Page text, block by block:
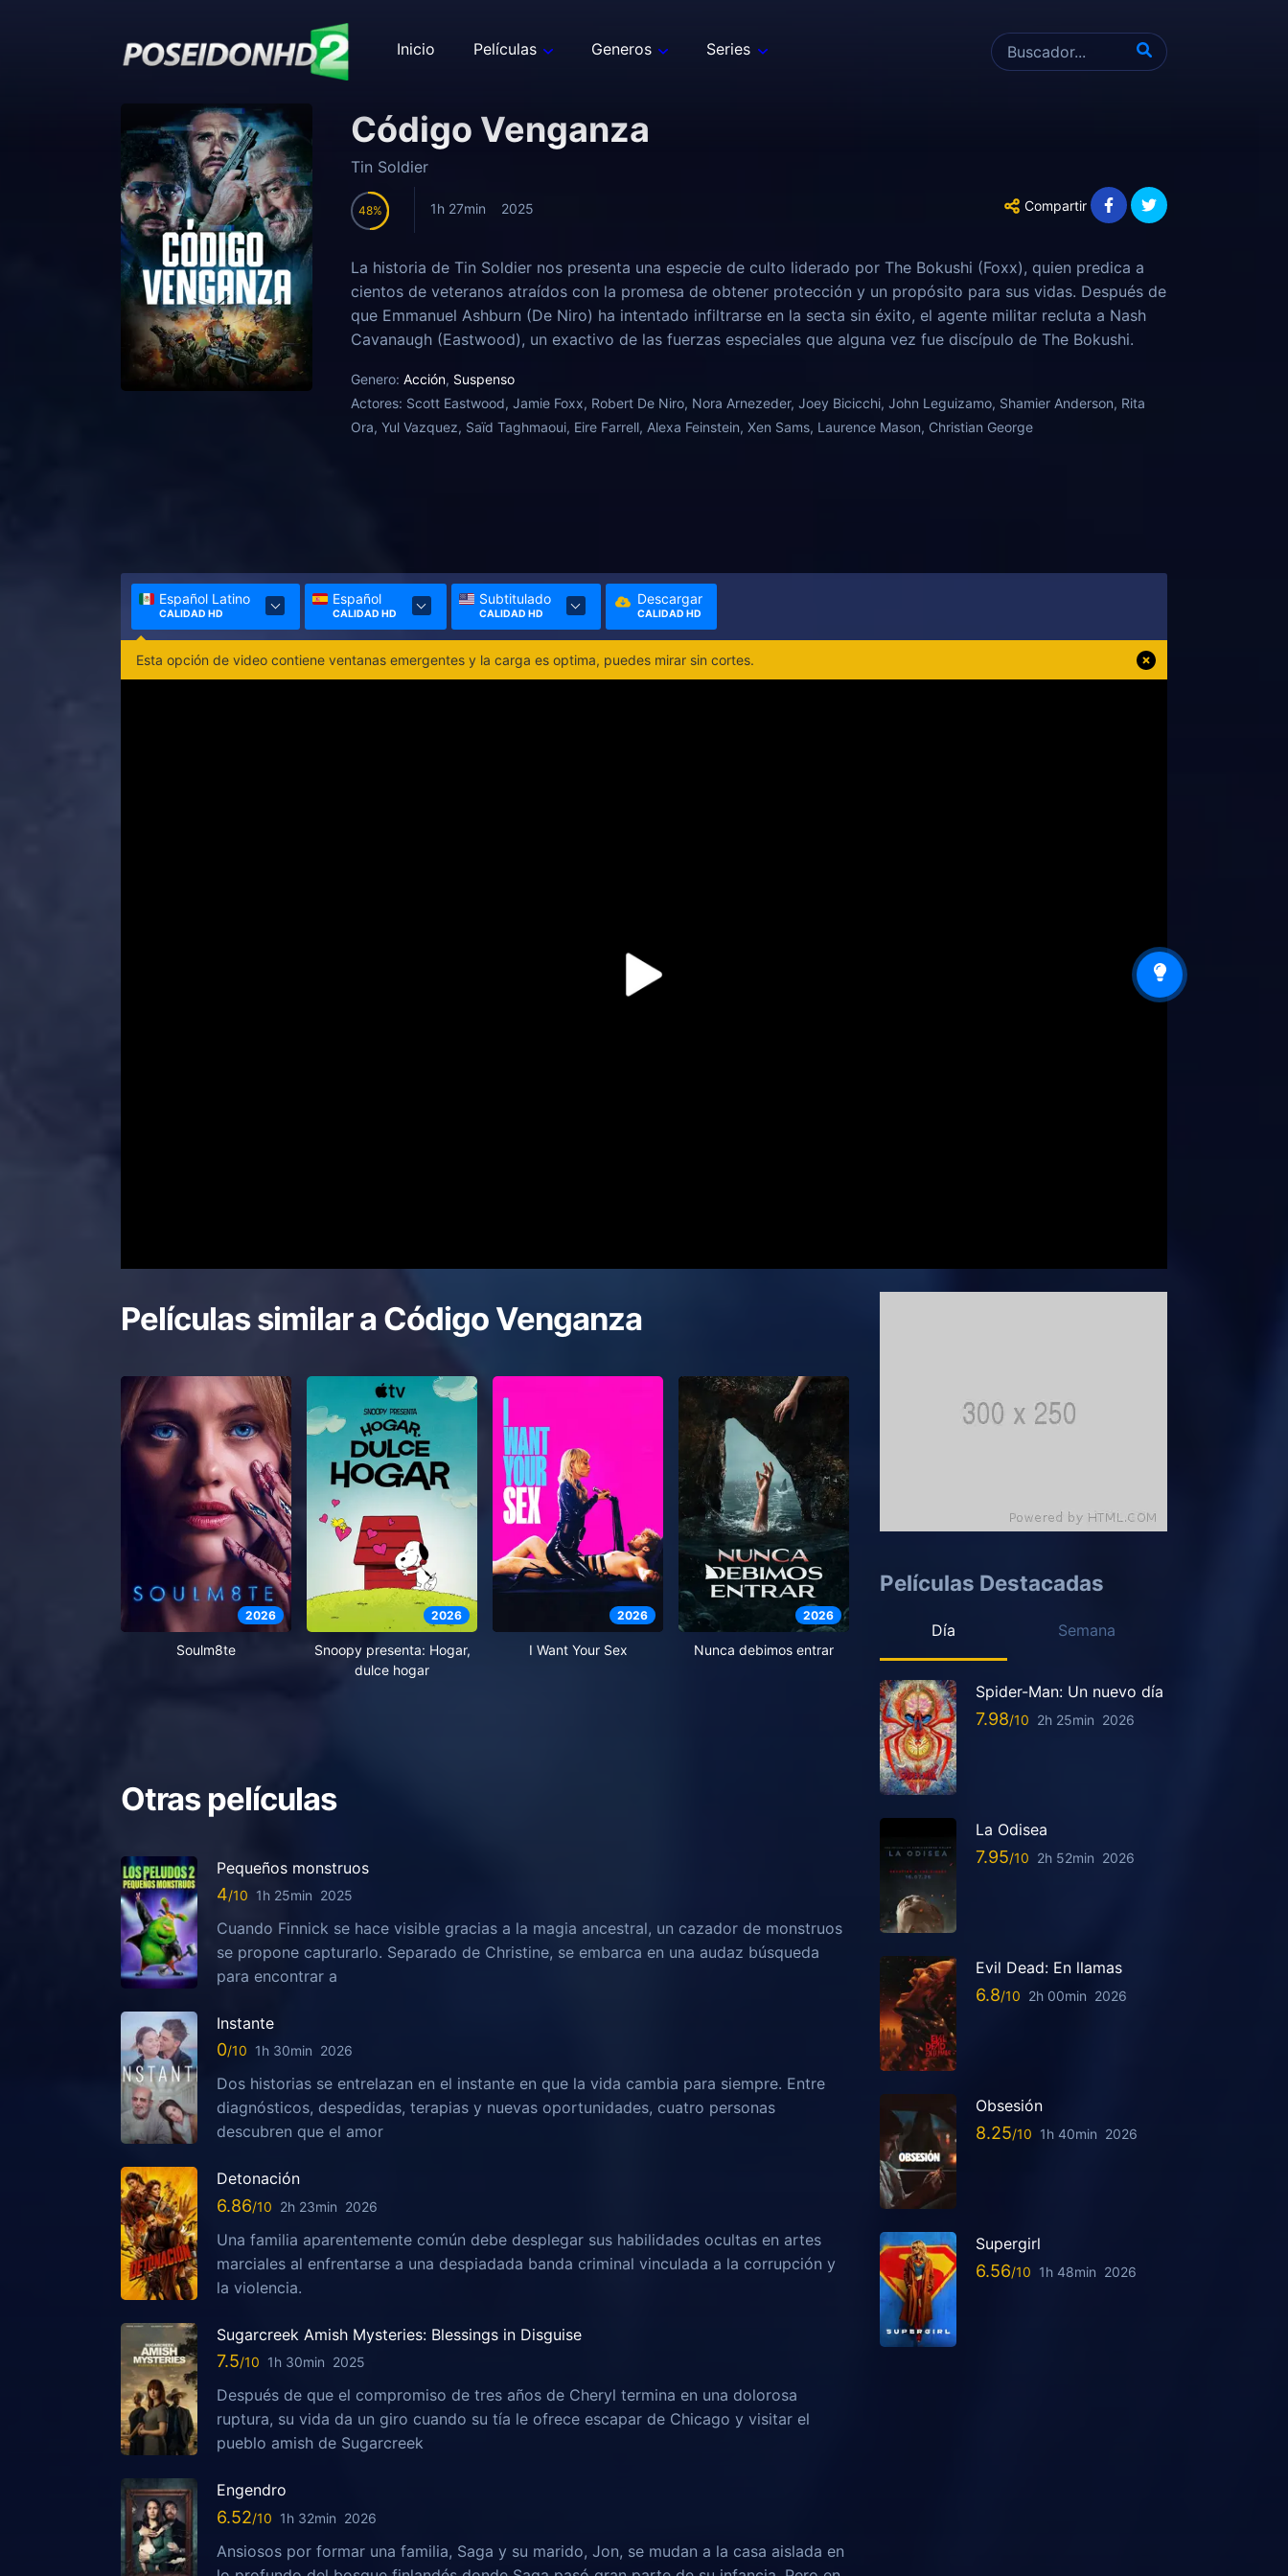
Inicio Películas Generos Series
Código Venganza
Tin Soldier
48 1h 27min 2025 Compartir
La historia de Tin Soldier nos presenta una especie de culto liderado por The Bokushi (Foxx), quien predica a
cientos de veteranos atraídos con la promesa de obtener protección y un propósito para sus vidas. Después de
que Emmanuel Ashburn (De Niro) ha intentado infiltrarse en la secta sin éxito, el agente militar recluta a Nash
Cavanaugh (Eastwood), un exactivo de las fuerzas especiales que alguna vez fue discípulo de The Bokushi.
quitó todo, incluido el amor de su vida.
Genero: Acción, Suspenso
Actores: Scott Eastwood, Jamie Foxx, Robert De Niro, Nora Arnezeder, Joey Bicicchi, John Leguizamo, Shamier Anderson, Rita
Ora, Yul Vazquez, Saïd Taghmaoui, Eire Farrell, Alexa Feinstein, Xen Sams, Laurence Mason, Christian George
Español Latino
CALIDAD HD
Español
CALIDAD HD
Subtitulado
CALIDAD HD
Descargar
CALIDAD HD
Esta opción de video contiene ventanas emergentes y la carga es optima, puedes mirar sin cortes.
Películas similar a Código Venganza
2026
Soulm8te
2026
Snoopy presenta: Hogar,
dulce hogar
2026
I Want Your Sex
2026
Nunca debimos entrar
Otras películas
Pequeños monstruos
4 1h 25min 2025
Cuando Finnick se hace visible gracias a la magia ancestral, un cazador de monstruos
se propone capturarlo. Separado de Christine, se embarca en una audaz búsqueda
para encontrar a
Instante
0 1h 30min 2026
Dos historias se entrelazan en el instante en que la vida cambia para siempre. Entre
diagnósticos, despedidas, terapias y nuevas oportunidades, cuatro personas
descubren que el amor
Detonación
6.86 2h 23min 2026
Una familia aparentemente común debe desplegar sus habilidades ocultas en artes
marciales al enfrentarse a una despiadada banda criminal vinculada a la corrupción y
la violencia.
Sugarcreek Amish Mysteries: Blessings in Disguise
7.5 1h 30min 2025
Después de que el compromiso de tres años de Cheryl termina en una dolorosa
ruptura, su vida da un giro cuando su tía le ofrece escapar de Chicago y visitar el
pueblo amish de Sugarcreek
Engendro
6.52 1h 32min 2026
Ansiosos por formar una familia, Saga y su marido, Jon, se mudan a la casa aislada en
Películas Destacadas
Día Semana
Spider-Man: Un nuevo día
7.98 2h 25min 2026
La Odisea
7.95 2h 52min 2026
Evil Dead: En llamas
6.8 2h 00min 2026
Obsesión
8.25 1h 40min 2026
Supergirl
6.56 1h 48min 2026